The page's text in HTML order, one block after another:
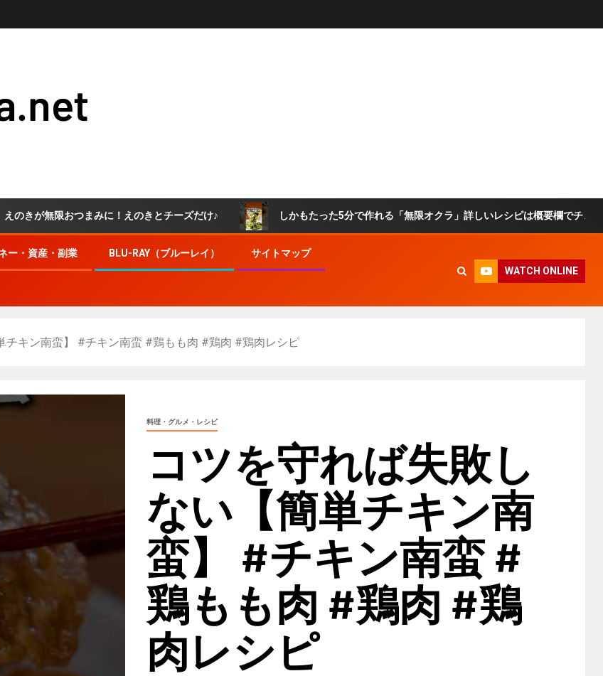
限おつまみに！えのきとチーズだけ♪ しかもたった5分で作れる「無限オクラ」詳しいレシピは概要欄でチェック！ #オ
ー・資産・副業 BLU-RAY（ブルーレイ） サイトマップ
WATCH ONLINE
チキン南蛮】 #チキン南蛮 #鶏もも肉 #鶏肉 #鶏肉レシピ
料理・グルメ・レシピ
コツを守れば失敗し
ない【簡単チキン南
蛮】 #チキン南蛮 #
鶏もも肉 #鶏肉 #鶏
肉レシピ